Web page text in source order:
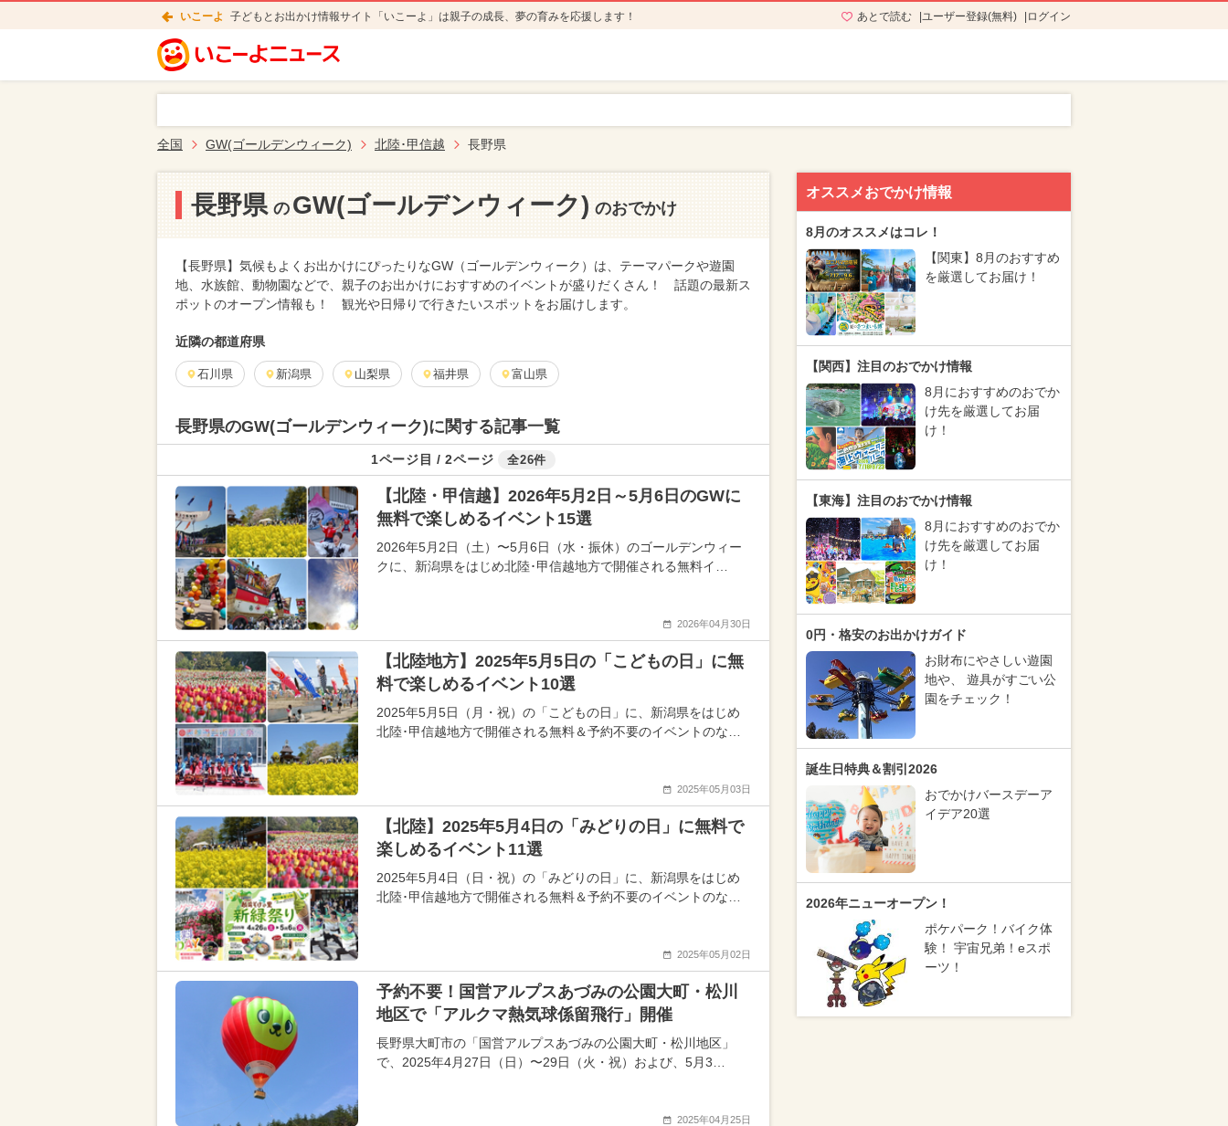
いこーよ 子どもとお出かけ情報サイト「いこーよ」は親子の成長、夢の育みを応援します！ あとで読む ユーザー登録(無料) ログイン
全国 GW(ゴールデンウィーク) 北陸･甲信越 長野県
長野県 の GW(ゴールデンウィーク) のおでかけ
【長野県】気候もよくお出かけにぴったりなGW（ゴールデンウィーク）は、テーマパークや遊園
地、水族館、動物園などで、親子のお出かけにおすすめのイベントが盛りだくさん！ 話題の最新ス
ポットのオープン情報も！ 観光や日帰りで行きたいスポットをお届けします。
近隣の都道府県
石川県 新潟県 山梨県 福井県 富山県
長野県のGW(ゴールデンウィーク)に関する記事一覧
1ページ目 / 2ページ 全26件
【北陸・甲信越】2026年5月2日～5月6日のGWに
無料で楽しめるイベント15選
2026年5月2日（土）〜5月6日（水・振休）のゴールデンウィー
クに、新潟県をはじめ北陸･甲信越地方で開催される無料イ…
2026年04月30日
【北陸地方】2025年5月5日の「こどもの日」に無
料で楽しめるイベント10選
2025年5月5日（月・祝）の「こどもの日」に、新潟県をはじめ
北陸･甲信越地方で開催される無料＆予約不要のイベントのな…
2025年05月03日
【北陸】2025年5月4日の「みどりの日」に無料で
楽しめるイベント11選
2025年5月4日（日・祝）の「みどりの日」に、新潟県をはじめ
北陸･甲信越地方で開催される無料＆予約不要のイベントのな…
2025年05月02日
予約不要！国営アルプスあづみの公園大町・松川
地区で「アルクマ熱気球係留飛行」開催
長野県大町市の「国営アルプスあづみの公園大町・松川地区」
で、2025年4月27日（日）〜29日（火・祝）および、5月3…
2025年04月25日
オススメおでかけ情報
8月のオススメはコレ！
【関東】8月のおすすめ
を厳選してお届け！
【関西】注目のおでかけ情報
8月におすすめのおでか
け先を厳選してお届
け！
【東海】注目のおでかけ情報
8月におすすめのおでか
け先を厳選してお届
け！
0円・格安のお出かけガイド
お財布にやさしい遊園
地や、 遊具がすごい公
園をチェック！
誕生日特典＆割引2026
おでかけバースデーア
イデア20選
2026年ニューオープン！
ポケパーク！バイク体
験！ 宇宙兄弟！eスポ
ーツ！